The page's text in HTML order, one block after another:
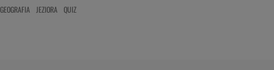
GEOGRAFIA JEZIORA QUIZ